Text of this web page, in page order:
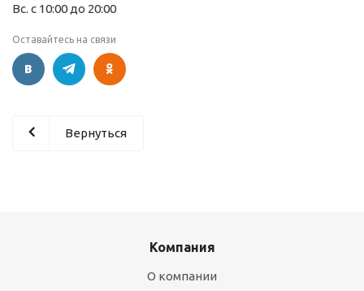
Вс. с 10:00 до 20:00
Оставайтесь на связи
Вернуться
Компания
О компании